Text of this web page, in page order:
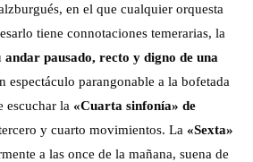
en el que cualquier orquesta
tiene connotaciones temerarias, la
andar pausado, recto y digno de una
espectáculo parangonable a la bofetada
escuchar la «Cuarta sinfonía» de
y cuarto movimientos. La «Sexta»
a las once de la mañana, suena de